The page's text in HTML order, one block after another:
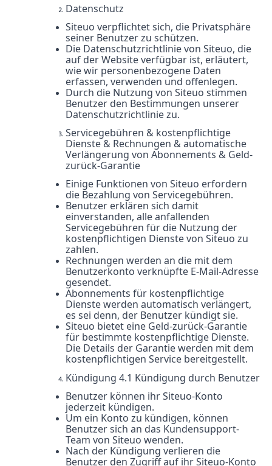
Datenschutz
Siteuo verpflichtet sich, die Privatsphäre
seiner Benutzer zu schützen.
Die Datenschutzrichtlinie von Siteuo, die
auf der Website verfügbar ist, erläutert,
wie wir personenbezogene Daten
erfassen, verwenden und offenlegen.
Durch die Nutzung von Siteuo stimmen
Benutzer den Bestimmungen unserer
Datenschutzrichtlinie zu.
Servicegebühren & kostenpflichtige
Dienste & Rechnungen & automatische
Verlängerung von Abonnements & Geld-
zurück-Garantie
Einige Funktionen von Siteuo erfordern
die Bezahlung von Servicegebühren.
Benutzer erklären sich damit
einverstanden, alle anfallenden
Servicegebühren für die Nutzung der
kostenpflichtigen Dienste von Siteuo zu
zahlen.
Rechnungen werden an die mit dem
Benutzerkonto verknüpfte E-Mail-Adresse
gesendet.
Abonnements für kostenpflichtige
Dienste werden automatisch verlängert,
es sei denn, der Benutzer kündigt sie.
Siteuo bietet eine Geld-zurück-Garantie
für bestimmte kostenpflichtige Dienste.
Die Details der Garantie werden mit dem
kostenpflichtigen Service bereitgestellt.
Kündigung 4.1 Kündigung durch Benutzer
Benutzer können ihr Siteuo-Konto
jederzeit kündigen.
Um ein Konto zu kündigen, können
Benutzer sich an das Kundensupport-
Team von Siteuo wenden.
Nach der Kündigung verlieren die
Benutzer den Zugriff auf ihr Siteuo-Konto